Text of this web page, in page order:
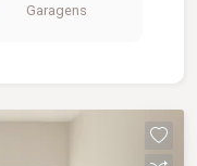
em gesso e
Garagens